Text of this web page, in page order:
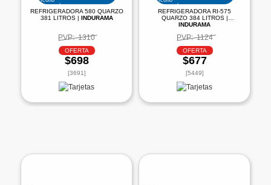
REFRIGERADORA 580 QUARZO
381 LITROS | INDURAMA
PVP: 1310
OFERTA
$698
[3691]
REFRIGERADORA RI-575
QUARZO 384 LITROS |
INDURAMA
PVP: 1124
OFERTA
$677
[5449]